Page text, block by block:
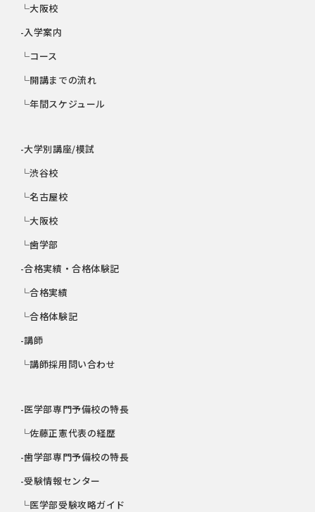
└大阪校
-入学案内
└コース
└開講までの流れ
└年間スケジュール
-大学別講座/模試
└渋谷校
└名古屋校
└大阪校
└歯学部
-合格実績・合格体験記
└合格実績
└合格体験記
-講師
└講師採用問い合わせ
-医学部専門予備校の特長
└佐藤正憲代表の経歴
-歯学部専門予備校の特長
-受験情報センター
└医学部受験攻略ガイド